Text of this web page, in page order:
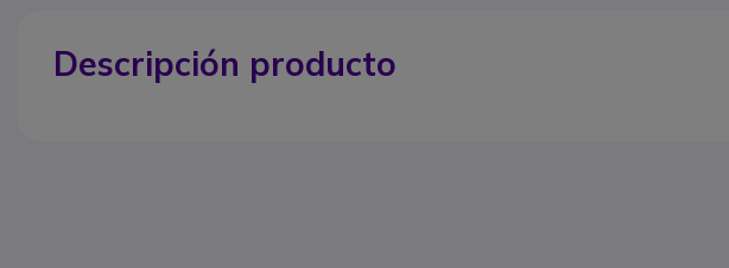
Descripción producto